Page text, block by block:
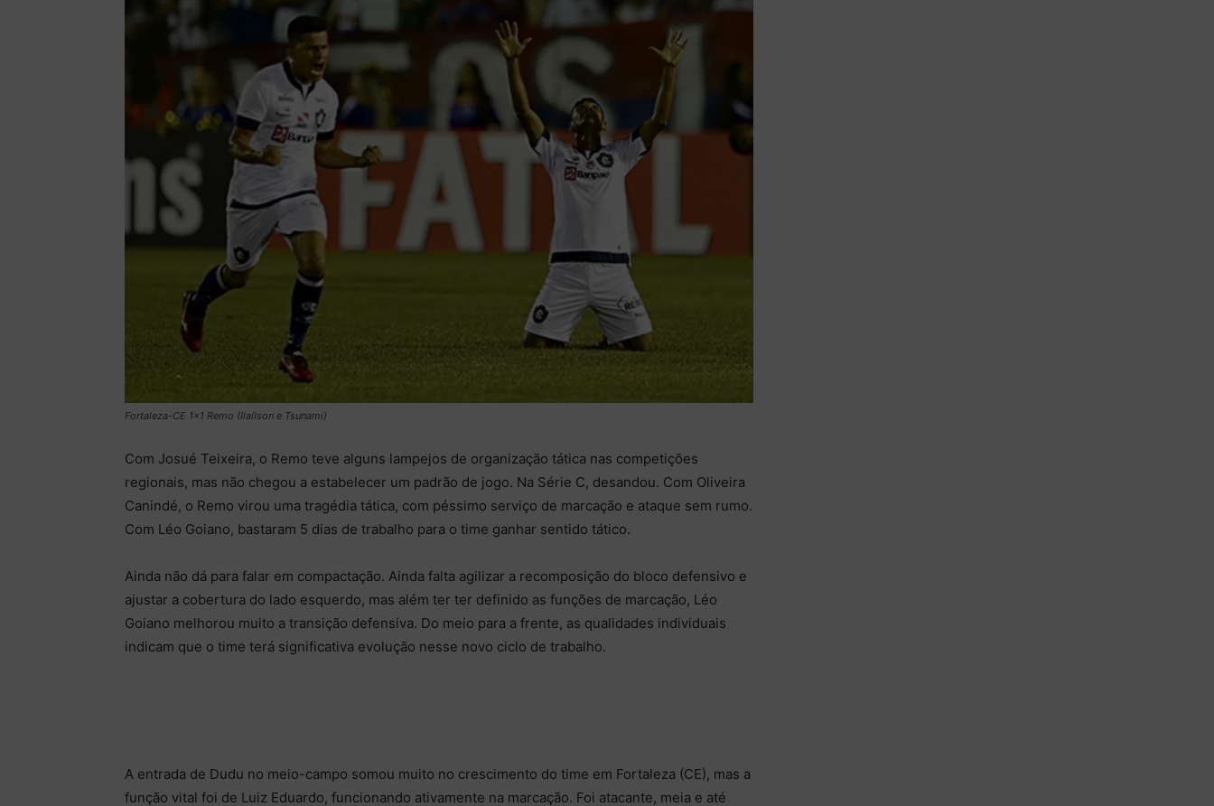
Fortaleza-CE 1x1 Remo (Ilaílson e Tsunami)
Com Josué Teixeira, o Remo teve alguns lampejos de organização tática nas competições
regionais, mas não chegou a estabelecer um padrão de jogo. Na Série C, desandou. Com Oliveira
Canindé, o Remo virou uma tragédia tática, com péssimo serviço de marcação e ataque sem rumo.
Com Léo Goiano, bastaram 5 dias de trabalho para o time ganhar sentido tático.
Ainda não dá para falar em compactação. Ainda falta agilizar a recomposição do bloco defensivo e
ajustar a cobertura do lado esquerdo, mas além ter ter definido as funções de marcação, Léo
Goiano melhorou muito a transição defensiva. Do meio para a frente, as qualidades individuais
indicam que o time terá significativa evolução nesse novo ciclo de trabalho.
A entrada de Dudu no meio-campo somou muito no crescimento do time em Fortaleza (CE), mas a
função vital foi de Luiz Eduardo, funcionando ativamente na marcação. Foi atacante, meia e até